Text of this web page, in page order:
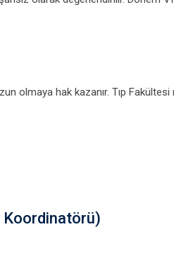
olmaya hak kazanır. Tıp Fakültesi
Koordinatörü)